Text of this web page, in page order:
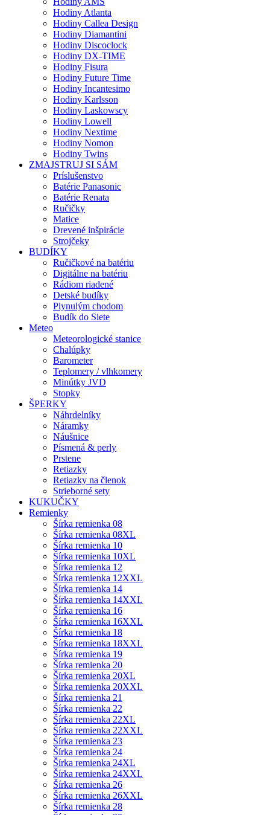
Hodiny Atlanta
Hodiny Callea Design
Hodiny Diamantini
Hodiny Discoclock
Hodiny DX-TIME
Hodiny Fisura
Hodiny Future Time
Hodiny Incantesimo
Hodiny Karlsson
Hodiny Laskowscy
Hodiny Lowell
Hodiny Nextime
Hodiny Nomon
Hodiny Twins
ZMAJSTRUJ SI SÁM
Príslušenstvo
Batérie Panasonic
Batérie Renata
Ručičky
Matice
Drevené inšpirácie
Strojčeky
BUDÍKY
Ručičkové na batériu
Digitálne na batériu
Rádiom riadené
Detské budíky
Plynulým chodom
Budík do Siete
Meteo
Meteorologické stanice
Chalúpky
Barometer
Teplomery / vlhkomery
Minútky JVD
Stopky
ŠPERKY
Náhrdelníky
Náramky
Náušnice
Písmená & perly
Prstene
Retiazky
Retiazky na členok
Strieborné sety
KUKUČKY
Remienky
Šírka remienka 08
Šírka remienka 08XL
Šírka remienka 10
Šírka remienka 10XL
Šírka remienka 12
Šírka remienka 12XXL
Šírka remienka 14
Šírka remienka 14XXL
Šírka remienka 16
Šírka remienka 16XXL
Šírka remienka 18
Šírka remienka 18XXL
Šírka remienka 19
Šírka remienka 20
Šírka remienka 20XL
Šírka remienka 20XXL
Šírka remienka 21
Šírka remienka 22
Šírka remienka 22XL
Šírka remienka 22XXL
Šírka remienka 23
Šírka remienka 24
Šírka remienka 24XL
Šírka remienka 24XXL
Šírka remienka 26
Šírka remienka 26XXL
Šírka remienka 28